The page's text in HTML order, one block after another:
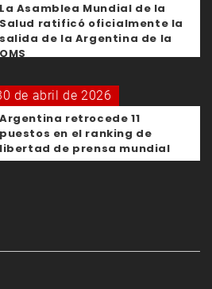
La Asamblea Mundial de la
Salud ratificó oficialmente la
salida de la Argentina de la
OMS
de abril de 2026
Argentina retrocede 11
puestos en el ranking de
libertad de prensa mundial